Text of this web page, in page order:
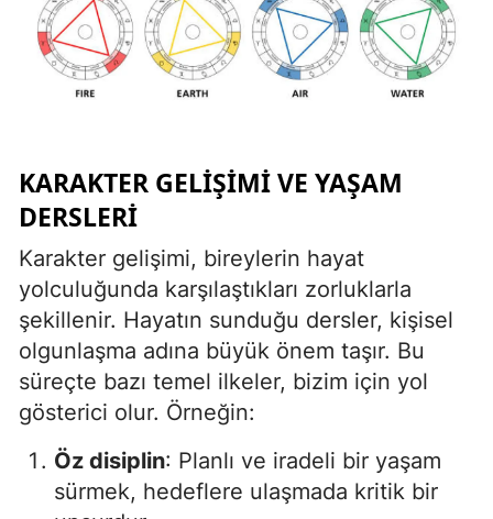
KARAKTER GELIŞIMI VE YAŞAM
DERSLERI
Karakter gelişimi, bireylerin hayat
yolculuğunda karşılaştıkları zorluklarla
şekillenir. Hayatın sunduğu dersler, kişisel
olgunlaşma adına büyük önem taşır. Bu
süreçte bazı temel ilkeler, bizim için yol
gösterici olur. Örneğin:
Öz disiplin: Planlı ve iradeli bir yaşam
sürmek, hedeflere ulaşmada kritik bir